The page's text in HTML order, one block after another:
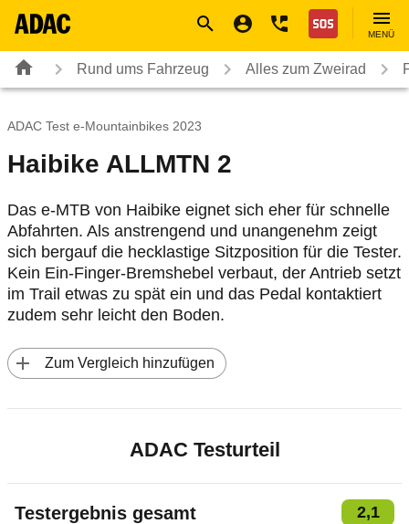
Nothilfe
MENÜ
Rund ums Fahrzeug Alles zum Zweirad
ADAC Test e-Mountainbikes 2023
Haibike ALLMTN 2
Zum Vergleich hinzufügen
Das e-MTB von Haibike eignet sich eher für schnelle
Abfahrten. Als anstrengend und unangenehm zeigt
sich bergauf die hecklastige Sitzposition für die Tester.
Kein Ein-Finger-Bremshebel verbaut, der Antrieb setzt
im Trail etwas zu spät ein und das Pedal kontaktiert
zudem sehr leicht den Boden.
ADAC Testurteil
Testergebnis gesamt 2,1